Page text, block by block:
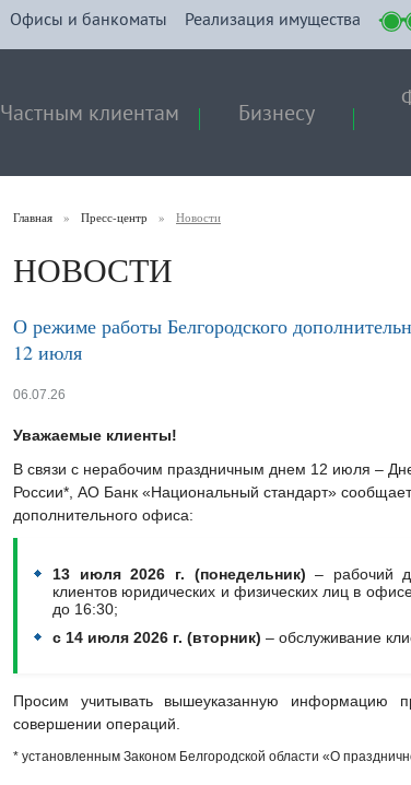
Офисы и банкоматы Реализация имущества
Частным клиентам Бизнесу
Главная » Пресс-центр » Новости
НОВОСТИ
О режиме работы Белгородского
12 июля
06.07.26
Уважаемые клиенты!
В связи с нерабочим праздничным днем 12 июля –
России*, АО Банк «Национальный стандарт»
дополнительного офиса:
​13 июля 2026 г. (понедельник) – рабочий
клиентов юридических и физических лиц в
до 16:30;
c 14 июля 2026 г. (вторник) – обслуживание
Просим учитывать вышеуказанную информацию
совершении операций.
* установленным Законом Белгородской области «О